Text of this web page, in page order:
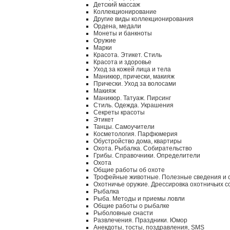
Детский массаж
Коллекционирование
Другие виды коллекционирования
Ордена, медали
Монеты и банкноты
Оружие
Марки
Красота. Этикет. Стиль
Красота и здоровье
Уход за кожей лица и тела
Маникюр, прически, макияж
Прически. Уход за волосами
Макияж
Маникюр. Татуаж. Пирсинг
Стиль. Одежда. Украшения
Секреты красоты
Этикет
Танцы. Самоучители
Косметология. Парфюмерия
Обустройство дома, квартиры
Охота. Рыбалка. Собирательство
Грибы. Справочники. Определители
Охота
Общие работы об охоте
Трофейные животные. Полезные сведения и
Охотничье оружие. Дрессировка охотничьих
Рыбалка
Рыба. Методы и приемы ловли
Общие работы о рыбалке
Рыболовные снасти
Развлечения. Праздники. Юмор
Анекдоты, тосты, поздравления, SMS